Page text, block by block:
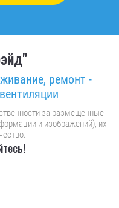
ремонт -
за размещенные
и изображений), их